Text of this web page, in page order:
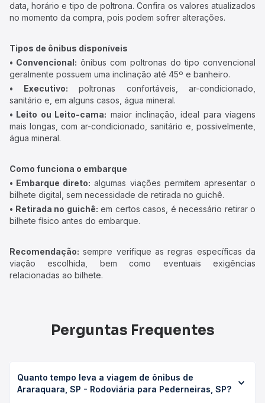
data, horário e tipo de poltrona. Confira os valores atualizados
no momento da compra, pois podem sofrer alterações.
Tipos de ônibus disponíveis
• Convencional: ônibus com poltronas do tipo convencional
geralmente possuem uma inclinação até 45º e banheiro.
• Executivo: poltronas confortáveis, ar-condicionado,
sanitário e, em alguns casos, água mineral.
• Leito ou Leito-cama: maior inclinação, ideal para viagens
mais longas, com ar-condicionado, sanitário e, possivelmente,
água mineral.
Como funciona o embarque
• Embarque direto: algumas viações permitem apresentar o
bilhete digital, sem necessidade de retirada no guichê.
• Retirada no guichê: em certos casos, é necessário retirar o
bilhete físico antes do embarque.
Recomendação: sempre verifique as regras específicas da
viação escolhida, bem como eventuais exigências
relacionadas ao bilhete.
Perguntas Frequentes
Quanto tempo leva a viagem de ônibus de
Araraquara, SP - Rodoviária para Pederneiras, SP?